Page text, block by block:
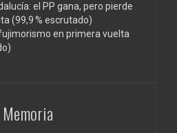
el PP gana, pero pierde
(99,9 % escrutado)
en primera vuelta